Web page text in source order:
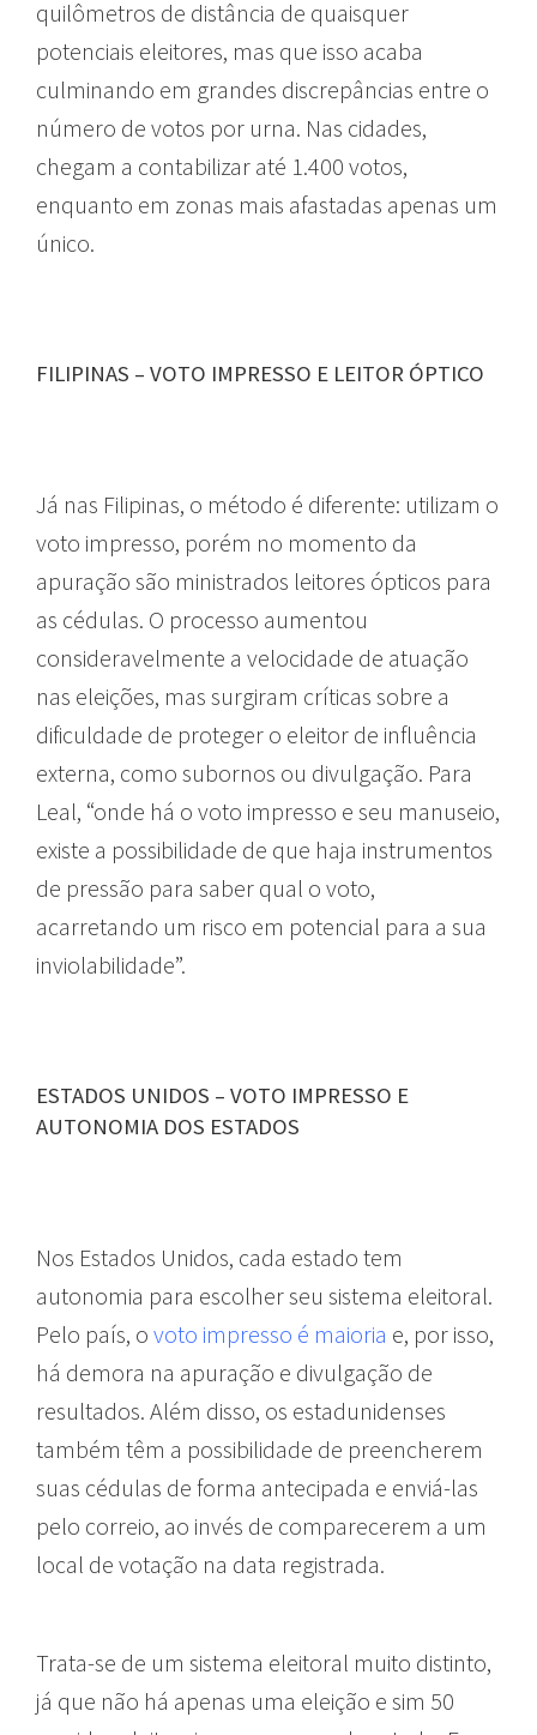
quilômetros de distância de quaisquer
potenciais eleitores, mas que isso acaba
culminando em grandes discrepâncias entre o
número de votos por urna. Nas cidades,
chegam a contabilizar até 1.400 votos,
enquanto em zonas mais afastadas apenas um
único.
FILIPINAS – VOTO IMPRESSO E LEITOR ÓPTICO
Já nas Filipinas, o método é diferente: utilizam o
voto impresso, porém no momento da
apuração são ministrados leitores ópticos para
as cédulas. O processo aumentou
consideravelmente a velocidade de atuação
nas eleições, mas surgiram críticas sobre a
dificuldade de proteger o eleitor de influência
externa, como subornos ou divulgação. Para
Leal, “onde há o voto impresso e seu manuseio,
existe a possibilidade de que haja instrumentos
de pressão para saber qual o voto,
acarretando um risco em potencial para a sua
inviolabilidade”.
ESTADOS UNIDOS – VOTO IMPRESSO E
AUTONOMIA DOS ESTADOS
Nos Estados Unidos, cada estado tem
autonomia para escolher seu sistema eleitoral.
Pelo país, o voto impresso é maioria e, por isso,
há demora na apuração e divulgação de
resultados. Além disso, os estadunidenses
também têm a possibilidade de preencherem
suas cédulas de forma antecipada e enviá-las
pelo correio, ao invés de comparecerem a um
local de votação na data registrada.
Trata-se de um sistema eleitoral muito distinto,
já que não há apenas uma eleição e sim 50